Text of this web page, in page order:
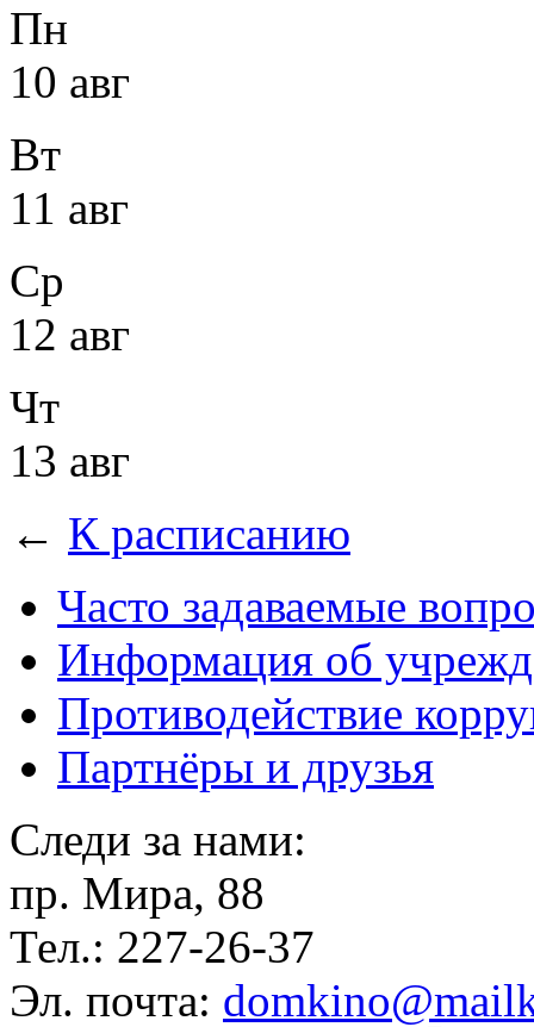
Пн
10 авг
Вт
11 авг
Ср
12 авг
Чт
13 авг
← К расписанию
Часто задаваемые
Информация об
Противодействие
Партнёры и друзья
Следи за нами:
пр. Мира, 88
Тел.: 227-26-37
Эл. почта: